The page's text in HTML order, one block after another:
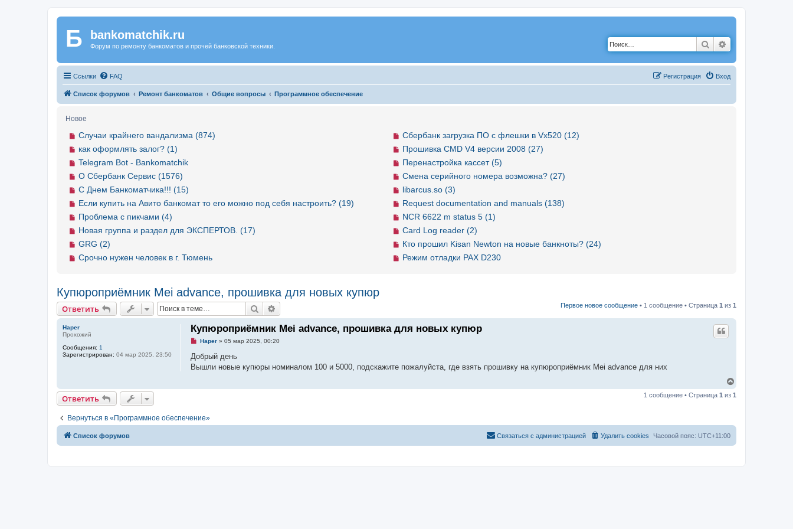
Регистрация
Б bankomatchik.ru
Форум по ремонту банкоматов и прочей банковской техники. Поиск
Ссылки FAQ Вход
Регистрация
Список форумов Ремонт банкоматов Общие вопросы Программное обеспечение
Новое
Сбербанк загрузка ПО с флешки в Vx520 (12)
Прошивка CMD V4 версии 2008 (27)
Перенастройка кассет (5)
Смена серийного номера возможна? (27)
libarcus.so (3)
Request documentation and manuals (138)
NCR 6622 m status 5 (1)
Card Log reader (2)
Кто прошил Kisan Newton на новые банкноты? (24)
Режим отладки PAX D230
Случаи крайнего вандализма (874)
как оформлять залог? (1)
Telegram Bot - Bankomatchik
О Сбербанк Сервис (1576)
С Днем Банкоматчика!!! (15)
Если купить на Авито банкомат то его можно под себя настроить? (19)
Проблема с пикчами (4)
Новая группа и раздел для ЭКСПЕРТОВ. (17)
GRG (2)
Срочно нужен человек в г. Тюмень
Купюроприёмник Mei advance, прошивка для новых купюр
Ответить
Ответить Поиск Первое новое сообщение • 1 сообщение • Страница 1 из 1
Haper
Прохожий
Сообщения: 1
Зарегистрирован: 04 мар 2025, 23:50
Купюроприёмник Mei advance, прошивка для новых купюр
Н
п
о
т
о
е
о
е
Haper» 05 мар 2025, 00:20
Добрый день
Вышли новые купюры номиналом 100 и 5000, подскажите пожалуйста, где взять прошивку на купюроприёмник Mei advance для них
р
ь
Ответить
Ответить 1 сообщение • Страница 1 из 1
Вернуться в «Программное обеспечение»
Список форумов Часовой пояс: UTC+11:00
Удалить cookies
Связаться с
Связаться с администрацией